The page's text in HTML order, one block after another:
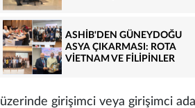
ASHİB'DEN GÜNEYDOĞU
ASYA ÇIKARMASI: ROTA
VİETNAM VE FİLİPİNLER
üzerinde girişimci veya girişimci